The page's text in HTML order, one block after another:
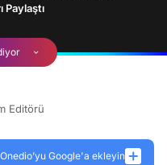
Paylaştı
Editörü
Onedio’yu Google'a ekleyin